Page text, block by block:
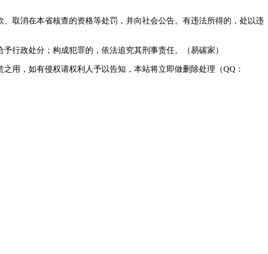
取消在本省核查的资格等处罚，并向社会公告。有违法所得的，处以违
行政处分；构成犯罪的，依法追究其刑事责任。（易碳家）
用，如有侵权请权利人予以告知，本站将立即做删除处理（QQ：